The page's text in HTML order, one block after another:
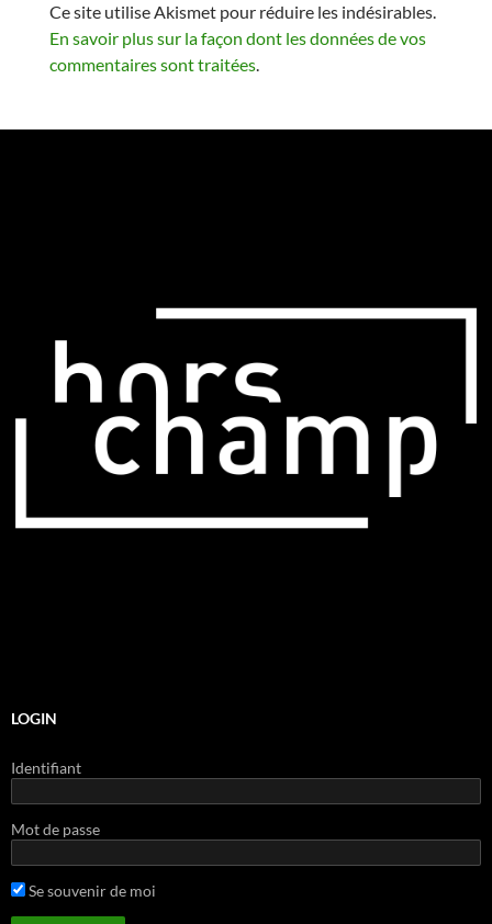
Ce site utilise Akismet pour réduire les indésirables.
En savoir plus sur la façon dont les données de vos
commentaires sont traitées.
LOGIN
Identifiant
Mot de passe
Se souvenir de moi